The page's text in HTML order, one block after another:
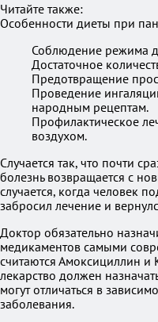
Читайте также:
Особенности диеты при
Соблюдение режима
Достаточное
Предотвращение
Проведение
народным рецептам.
Профилактическое
воздухом.
Случается так, что почти
болезнь возвращается с
случается, когда человек
забросил лечение и
Доктор обязательно
медикаментов самыми
считаются Амоксициллин и
лекарство должен
могут отличаться в
заболевания.